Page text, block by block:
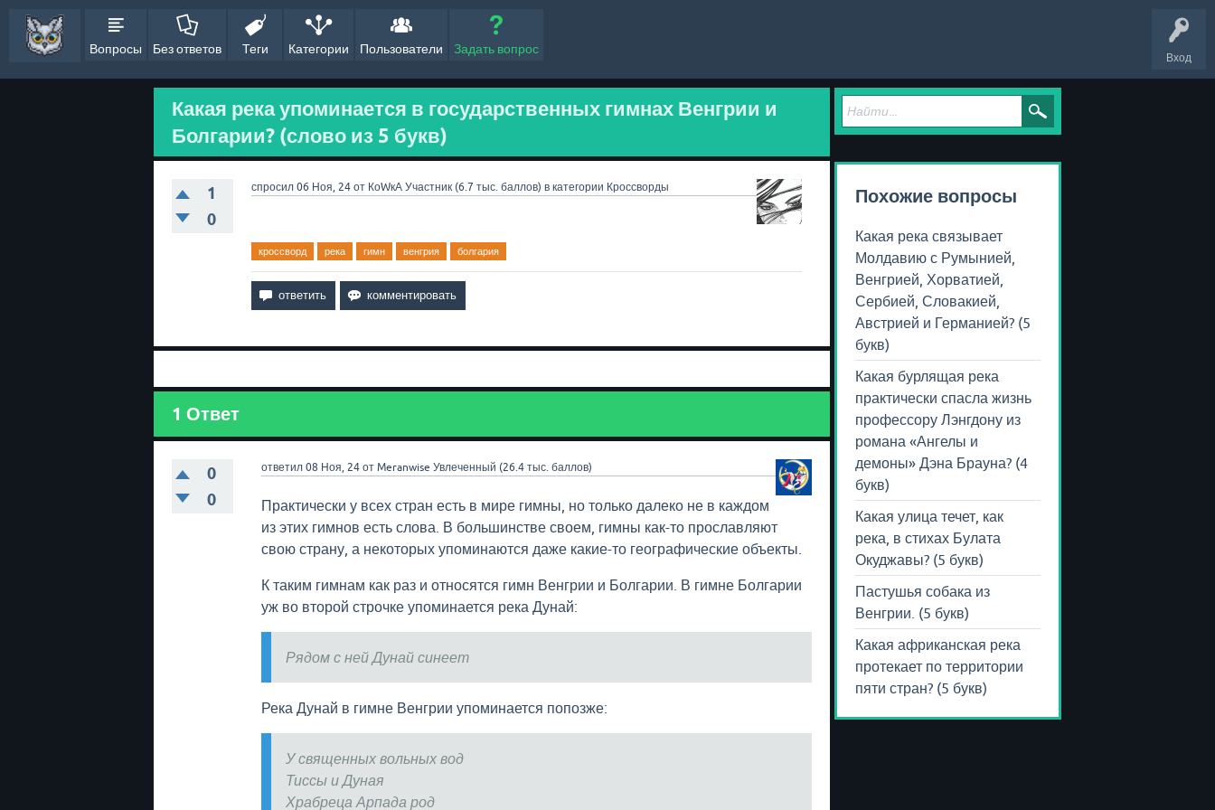
Вход
Вопросы Без ответов Теги Категории Пользователи Задать вопрос
Какая река упоминается в государственных гимнах Венгрии и
Болгарии? (слово из 5 букв)
1
0
спросил 06 Ноя, 24 от КоWкА Участник (6.7 тыс. баллов) в категории Кроссворды
кроссворд река гимн венгрия болгария
1 Ответ
0
0
ответил 08 Ноя, 24 отMeranwise Увлеченный (26.4 тыс. баллов)
Практически у всех стран есть в мире гимны, но только далеко не в каждом
из этих гимнов есть слова. В большинстве своем, гимны как-то прославляют
свою страну, а некоторых упоминаются даже какие-то географические объекты.
К таким гимнам как раз и относятся гимн Венгрии и Болгарии. В гимне Болгарии
уж во второй строчке упоминается река Дунай:
Рядом с ней Дунай синеет
Река Дунай в гимне Венгрии упоминается попозже:
У священных вольных вод
Тиссы и Дуная
Храбреца Арпада род
Похожие вопросы
Какая река связывает
Молдавию с Румынией,
Венгрией, Хорватией,
Сербией, Словакией,
Австрией и Германией? (5
букв)
Какая бурлящая река
практически спасла жизнь
профессору Лэнгдону из
романа «Ангелы и
демоны» Дэна Брауна? (4
букв)
Какая улица течет, как
река, в стихах Булата
Окуджавы? (5 букв)
Пастушья собака из
Венгрии. (5 букв)
Какая африканская река
протекает по территории
пяти стран? (5 букв)